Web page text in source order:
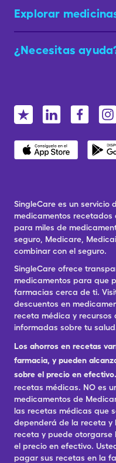
Explorar
¿Necesitas
SingleCare es un servicio
medicamentos recetados
para miles de
seguro, Medicare,
combinar con el seguro.
SingleCare ofrece
medicamentos para que
farmacias cerca de ti.
descuentos en
receta médica y recursos
informadas sobre tu
Los ahorros en recetas
farmacia, y pueden
sobre el precio en efectivo.
recetas médicas. NO es
medicamentos de
las recetas médicas que
dependerá de la receta
receta y puede otorgarse
el precio en efectivo.
pagar sus recetas en la